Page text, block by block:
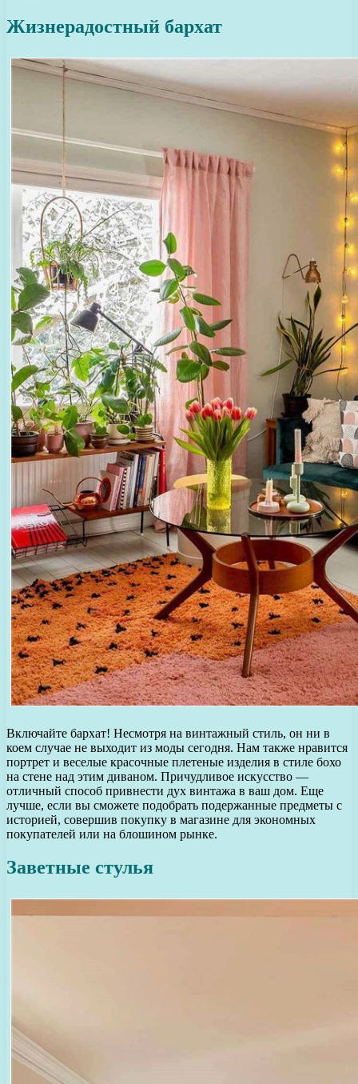
Жизнерадостный бархат
Включайте бархат! Несмотря на винтажный стиль, он ни в
коем случае не выходит из моды сегодня. Нам также нравится
портрет и веселые красочные плетеные изделия в стиле бохо
на стене над этим диваном. Причудливое искусство —
отличный способ привнести дух винтажа в ваш дом. Еще
лучше, если вы сможете подобрать подержанные предметы с
историей, совершив покупку в магазине для экономных
покупателей или на блошином рынке.
Заветные стулья